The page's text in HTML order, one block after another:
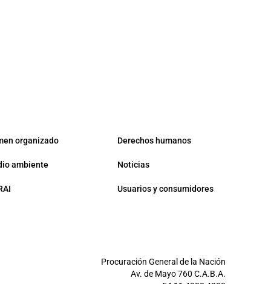
organizado Derechos humanos
ambiente Noticias
Usuarios y consumidores
Procuración General de la Nación
Av. de Mayo 760 C.A.B.A.